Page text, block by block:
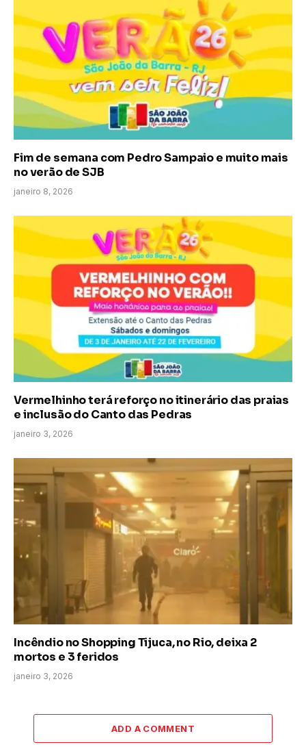
Fim de semana com Pedro Sampaio e muito mais
no verão de SJB
janeiro 8, 2026
Vermelhinho terá reforço no itinerário das praias
e inclusão do Canto das Pedras
janeiro 3, 2026
Incêndio no Shopping Tijuca, no Rio, deixa 2
mortos e 3 feridos
janeiro 3, 2026
ADD A COMMENT